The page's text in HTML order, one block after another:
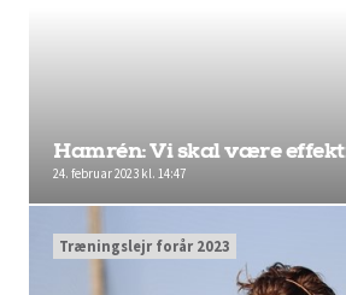
Hamrén: Vi skal være
24. februar 2023 kl. 14:47
Træningslejr forår 2023